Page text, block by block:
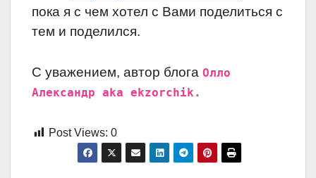
пока я с чем хотел с Вами поделиться с
тем и поделился.
С уважением, автор блога Олло
Александр aka ekzorchik.
Post Views: 0